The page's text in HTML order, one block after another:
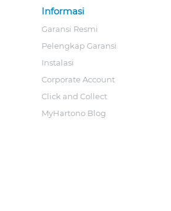
Informasi
Garansi Resmi
Pelengkap Garansi
Instalasi
Corporate Account
Click and Collect
MyHartono Blog